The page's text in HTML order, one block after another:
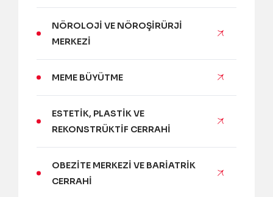
NÖROLOJI VE NÖROŞIRÜRJI
MERKEZI
MEME BÜYÜTME
ESTETIK, PLASTIK VE
REKONSTRÜKTIF CERRAHI
OBEZITE MERKEZI VE BARIATRIK
CERRAHI